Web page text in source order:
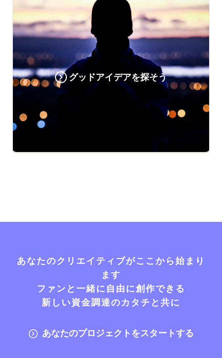
グッドアイデアを探そう
あなたのクリエイティブがここから始まり
ます
ファンと一緒に自由に創作できる
新しい資金調達のカタチと共に
あなたのプロジェクトをスタートする